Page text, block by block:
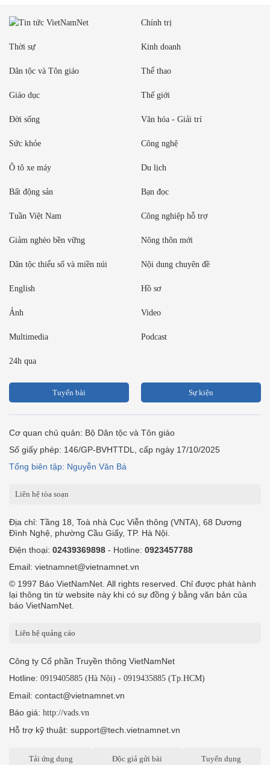
Chính trị
Thời sự Kinh doanh
Dân tộc và Tôn giáo Thể thao
Giáo dục Thế giới
Đời sống Văn hóa - Giải trí
Sức khỏe Công nghệ
Ô tô xe máy Du lịch
Bất động sản Bạn đọc
Tuần Việt Nam Công nghiệp hỗ trợ
Giảm nghèo bền vững Nông thôn mới
Dân tộc thiểu số và miền núi Nội dung chuyên đề
English Hồ sơ
Ảnh Video
Multimedia Podcast
24h qua
Tuyến bài Sự kiện
Cơ quan chủ quản: Bộ Dân tộc và Tôn giáo
Số giấy phép: 146/GP-BVHTTDL, cấp ngày 17/10/2025
Tổng biên tập: Nguyễn Văn Bá
Liên hệ tòa soạn
Địa chỉ: Tầng 18, Toà nhà Cục Viễn thông (VNTA), 68 Dương
Đình Nghệ, phường Cầu Giấy, TP. Hà Nội.
Điện thoại: 02439369898 - Hotline: 0923457788
Email: vietnamnet@vietnamnet.vn
© 1997 Báo VietNamNet. All rights reserved. Chỉ được phát hành
lại thông tin từ website này khi có sự đồng ý bằng văn bản của
báo VietNamNet.
Liên hệ quảng cáo
Công ty Cổ phần Truyền thông VietNamNet
Hotline: 0919405885 (Hà Nội) - 0919435885 (Tp.HCM)
Email: contact@vietnamnet.vn
Báo giá: http://vads.vn
Hỗ trợ kỹ thuật: support@tech.vietnamnet.vn
Tải ứng dụng Độc giả gửi bài Tuyển dụng